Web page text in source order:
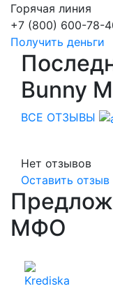
Горячая линия
+7 (800) 600-78-
Получить деньги
Bunny
ВСЕ ОТЗЫВЫ
Нет отзывов
Оставить отзыв
МФО